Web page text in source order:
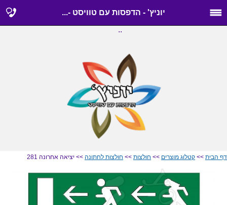
יוניץ' - הדפסות עם טוויסט -...
..
דף הבית >> קטלוג מוצרים >> חולצות >> חולצות לחתונה >> יציאה אחרונה 281